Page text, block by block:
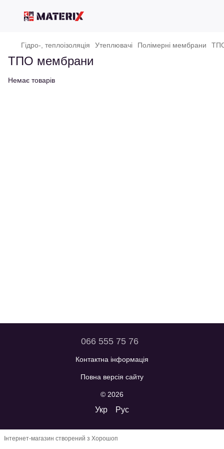
Гідро-, теплоізоляція Утеплювачі Полімерні мембрани
ТПО мембрани
Немає товарів
066 555 75 76
Контактна інформація
Повна версія сайту
© 2026
Укр Рус
Інтернет-магазин створений з Хорошоп